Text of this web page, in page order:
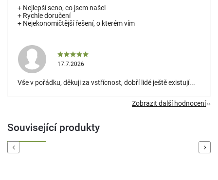
+ Nejlepší seno, co jsem našel
+ Rychle doručení
+ Nejekonomičtější řešení, o kterém vím
17.7.2026
Vše v pořádku, děkuji za vstřícnost, dobří lidé ještě existují...
Zobrazit další hodnocení
Související produkty
Previous Next